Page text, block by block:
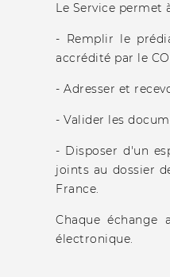
Le Service permet
- Remplir le
accrédité par le
- Adresser et
- Valider les
- Disposer d'un
joints au dossier
France.
Chaque
électronique.